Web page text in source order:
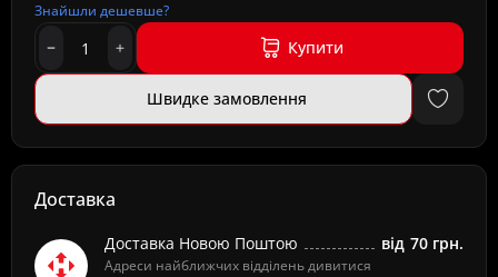
Знайшли дешевше?
Купити
Швидке замовлення
Доставка
Доставка Новою Поштою
Адреси найближчих відділень дивитися
від 70 грн.